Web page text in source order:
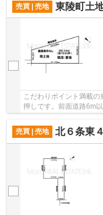
売買 | 売地
東陵町土
こだわりポイント満載
押しです。前面道路6m
売買 | 売地
北６条東